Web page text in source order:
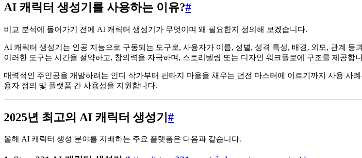
AI 캐릭터 생성기를 사용하는 이유?#
비교 분석에 들어가기 전에 AI 캐릭터 생성기가 무엇이며 왜 필요한지 정의해 보겠습니다.
AI 캐릭터 생성기는 인공 지능으로 구동되는 도구로, 사용자가 이름, 성별, 성격 특성, 배경, 외모, 관계
이러한 도구는 시간을 절약하고, 창의력을 자극하며, 스토리텔링 또는 디자인 워크플로에 구조를 제공합
매력적인 주인공을 개발하려는 인디 작가부터 판타지 마을을 채우는 던전 마스터에 이르기까지 사용 사
용자 정의 및 플랫폼 간 사용성을 지원합니다.
2025년 최고의 AI 캐릭터 생성기 #
올해 AI 캐릭터 생성 분야를 지배하는 주요 플랫폼은 다음과 같습니다.